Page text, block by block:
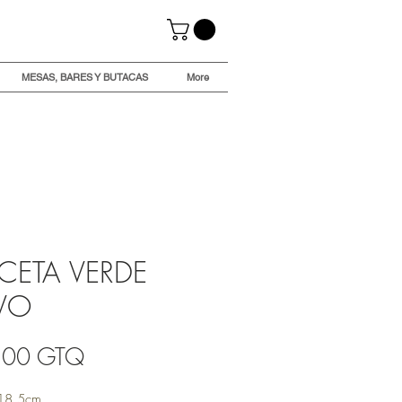
MESAS, BARES Y BUTACAS More
VERDE
GTQPrecio